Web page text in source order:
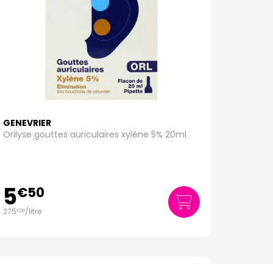
GENEVRIER
Orilyse gouttes auriculaires xylène 5% 20ml
5€50
275€00/litre